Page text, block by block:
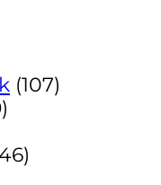
(107)